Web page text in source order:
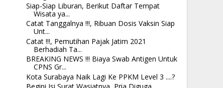
Siap-Siap Liburan, Berikut Daftar Tempat
Wisata ya...
Catat Tanggalnya !!!, Ribuan Dosis Vaksin Siap
Unt...
Catat !!!, Pemutihan Pajak Jatim 2021
Berhadiah Ta...
BREAKING NEWS !!! Biaya Swab Antigen Untuk
CPNS Gr...
Kota Surabaya Naik Lagi Ke PPKM Level 3 ....?